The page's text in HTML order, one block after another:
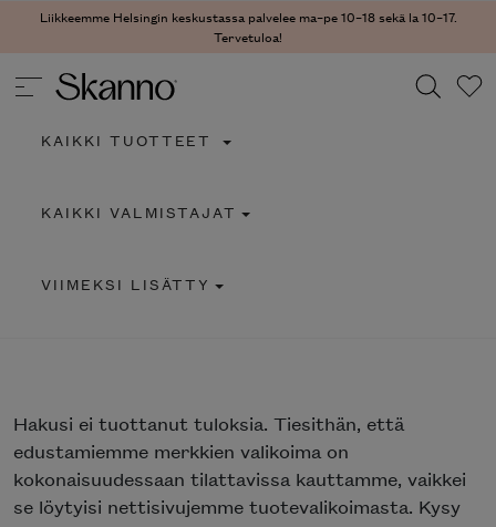
Liikkeemme Helsingin keskustassa palvelee ma–pe 10–18 sekä la 10–17.
Tervetuloa!
Type 2 or more characters for results.
KAIKKI TUOTTEET
KAIKKI VALMISTAJAT
VIIMEKSI LISÄTTY
Hakusi ei tuottanut tuloksia. Tiesithän, että
edustamiemme merkkien valikoima on
kokonaisuudessaan tilattavissa kauttamme, vaikkei
se löytyisi nettisivujemme tuotevalikoimasta. Kysy